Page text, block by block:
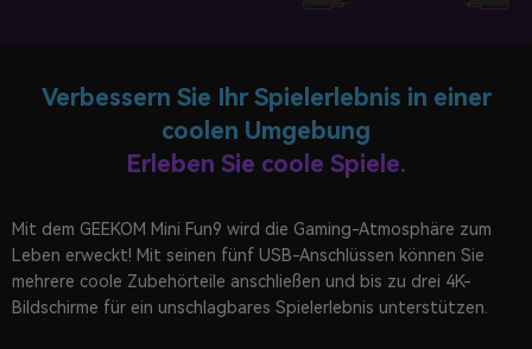
Verbessern Sie Ihr Spielerlebnis in einer
coolen Umgebung
Erleben Sie coole Spiele.
Mit dem GEEKOM Mini Fun9 wird die Gaming-Atmosphäre zum
Leben erweckt! Mit seinen fünf USB-Anschlüssen können Sie
mehrere coole Zubehörteile anschließen und bis zu drei 4K-
Bildschirme für ein unschlagbares Spielerlebnis unterstützen.